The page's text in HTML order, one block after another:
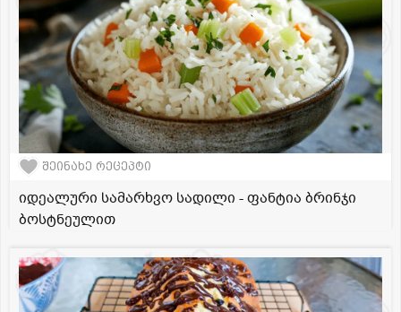
შეინახე რეცეპტი
იდეალური სამარხვო სადილი - ფანტია ბრინჯი
ბოსტნეულით